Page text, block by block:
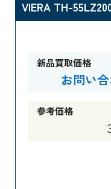
VIERA TH-
新品買取価格
お問い
参考価格